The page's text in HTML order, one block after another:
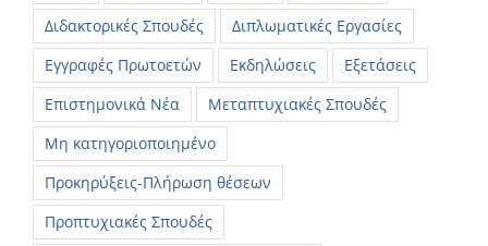
Διδακτορικές Σπουδές
Διπλωματικές Εργασίες
Εγγραφές Πρωτοετών
Εκδηλώσεις
Εξετάσεις
Επιστημονικά Νέα
Μεταπτυχιακές Σπουδές
Μη κατηγοριοποιημένο
Προκηρύξεις-Πλήρωση θέσεων
Προπτυχιακές Σπουδές